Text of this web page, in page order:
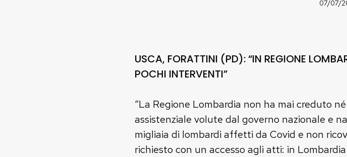
07/07/
USCA, FORATTINI (PD): “IN REGIONE
POCHI INTERVENTI”
“La Regione Lombardia non ha mai creduto
assistenziale volute dal governo nazionale e
migliaia di lombardi affetti da Covid e non
richiesto con un accesso agli atti: in